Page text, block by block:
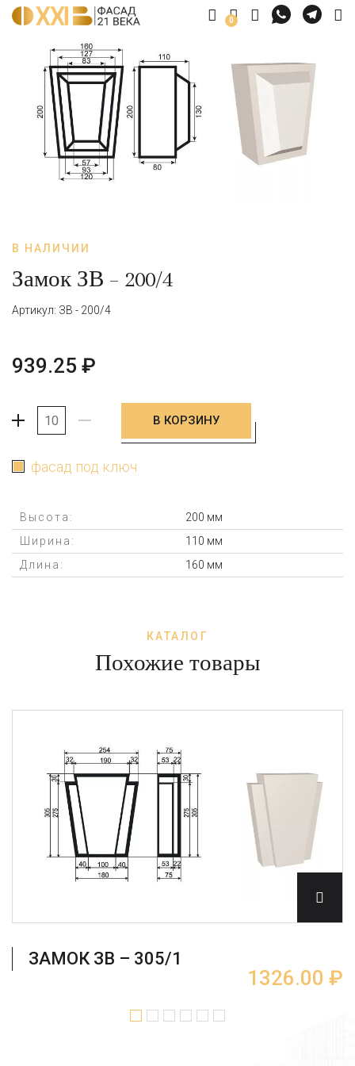
0
В НАЛИЧИИ
Замок ЗВ – 200/4
Артикул: ЗВ - 200/4
939.25 ₽
-
+ В КОРЗИНУ
фасад под ключ
Высота:
200 мм
Ширина:
110 мм
Длина:
160 мм
КАТАЛОГ
Похожие товары
ЗАМОК ЗВ – 305/1
1326.00 ₽